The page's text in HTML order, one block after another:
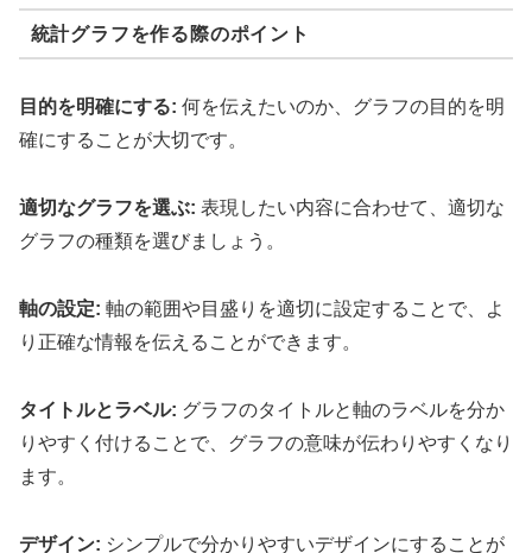
統計グラフを作る際のポイント
目的を明確にする: 何を伝えたいのか、グラフの目的を明
確にすることが大切です。
適切なグラフを選ぶ: 表現したい内容に合わせて、適切な
グラフの種類を選びましょう。
軸の設定: 軸の範囲や目盛りを適切に設定することで、よ
り正確な情報を伝えることができます。
タイトルとラベル: グラフのタイトルと軸のラベルを分か
りやすく付けることで、グラフの意味が伝わりやすくなり
ます。
デザイン: シンプルで分かりやすいデザインにすることが